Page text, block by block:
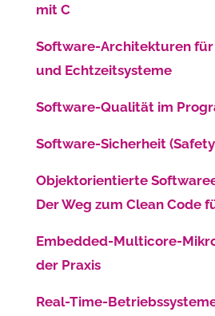
mit C
Software-Architekturen
und Echtzeitsysteme
Software-Qualität im
Software-Sicherheit
Objektorientierte
Der Weg zum Clean Code
Embedded-Multicore-
der Praxis
Real-Time-